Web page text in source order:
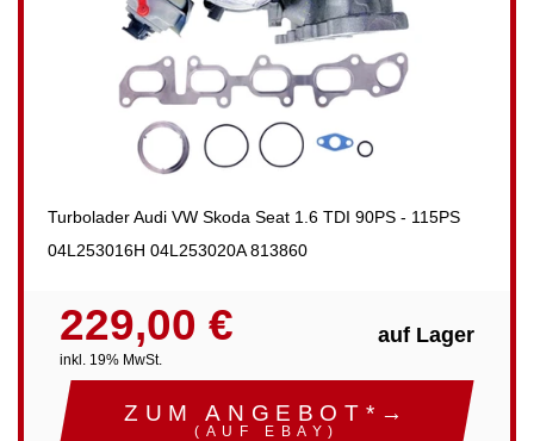
Turbolader Audi VW Skoda Seat 1.6 TDI 90PS - 115PS
04L253016H 04L253020A 813860
229,00 €
inkl. 19% MwSt.
auf Lager
ZUM ANGEBOT*→
(AUF EBAY)